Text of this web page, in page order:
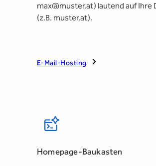
max@muster.at) lautend auf Ihre
(z.B. muster.at).
E-Mail-Hosting
Homepage-Baukasten